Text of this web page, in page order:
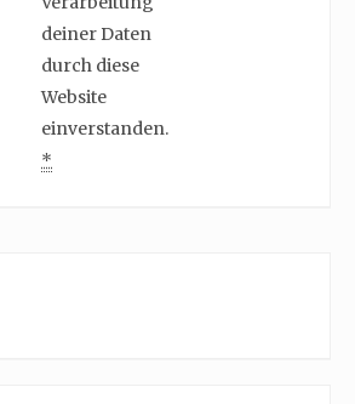
deiner Daten
durch diese
Website
einverstanden.
*